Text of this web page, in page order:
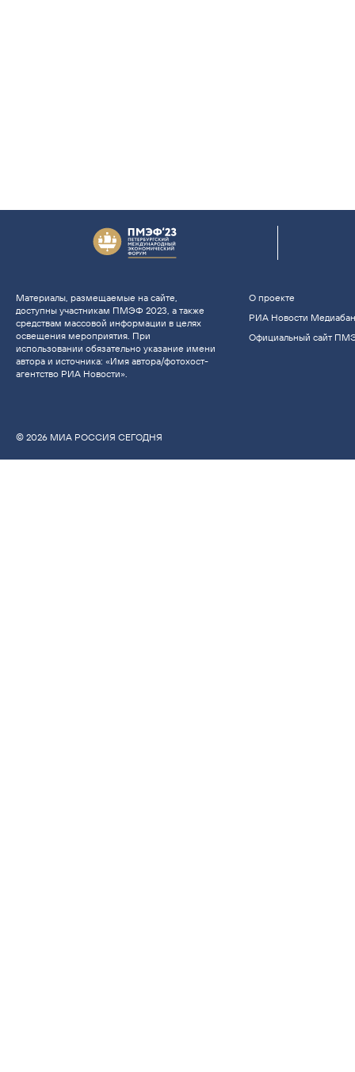
Материалы, размещаемые на сайте,
доступны участникам ПМЭФ 2023, а также
средствам массовой информации в целях
освещения мероприятия. При
использовании обязательно указание имени
автора и источника: «Имя автора/фотохост-
агентство РИА Новости».
О проекте
РИА Новости
Официальный сайт
© 2026 МИА РОССИЯ СЕГОДНЯ